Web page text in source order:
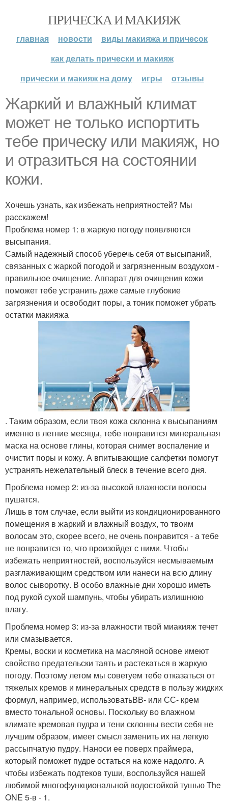
ПРИЧЕСКА И МАКИЯЖ
главная новости
виды макияжа и причесок
как делать прически и макияж
прически и макияж на дому
игры отзывы
Жаркий и влажный климат
может не только испортить
тебе прическу или макияж, но
и отразиться на состоянии
кожи.
Хочешь узнать, как избежать неприятностей? Мы
расскажем!
Проблема номер 1: в жаркую погоду появляются
высыпания.
Самый надежный способ уберечь себя от высыпаний,
связанных с жаркой погодой и загрязненным воздухом -
правильное очищение. Аппарат для очищения кожи
поможет тебе устранить даже самые глубокие
загрязнения и освободит поры, а тоник поможет убрать
остатки макияжа
. Таким образом, если твоя кожа склонна к высыпаниям
именно в летние месяцы, тебе понравится минеральная
маска на основе глины, которая снимет воспаление и
очистит поры и кожу. А впитывающие салфетки помогут
устранять нежелательный блеск в течение всего дня.
Проблема номер 2: из-за высокой влажности волосы
пушатся.
Лишь в том случае, если выйти из кондиционированного
помещения в жаркий и влажный воздух, то твоим
волосам это, скорее всего, не очень понравится - а тебе
не понравится то, что произойдет с ними. Чтобы
избежать неприятностей, воспользуйся несмываемым
разглаживающим средством или нанеси на всю длину
волос сыворотку. В особо влажные дни хорошо иметь
под рукой сухой шампунь, чтобы убирать излишнюю
влагу.
Проблема номер 3: из-за влажности твой миакияж течет
или смазывается.
Кремы, воски и косметика на масляной основе имеют
свойство предательски таять и растекаться в жаркую
погоду. Поэтому летом мы советуем тебе отказаться от
тяжелых кремов и минеральных средств в пользу жидких
формул, например, использоватьВВ- или СС- крем
вместо тональной основы. Поскольку во влажном
климате кремовая пудра и тени склонны вести себя не
лучшим образом, имеет смысл заменить их на легкую
рассыпчатую пудру. Наноси ее поверх праймера,
который поможет пудре остаться на коже надолго. А
чтобы избежать подтеков туши, воспользуйся нашей
любимой многофункциональной водостойкой тушью The
ONE 5-в - 1.